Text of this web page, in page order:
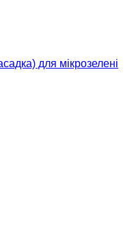
для мікрозелені